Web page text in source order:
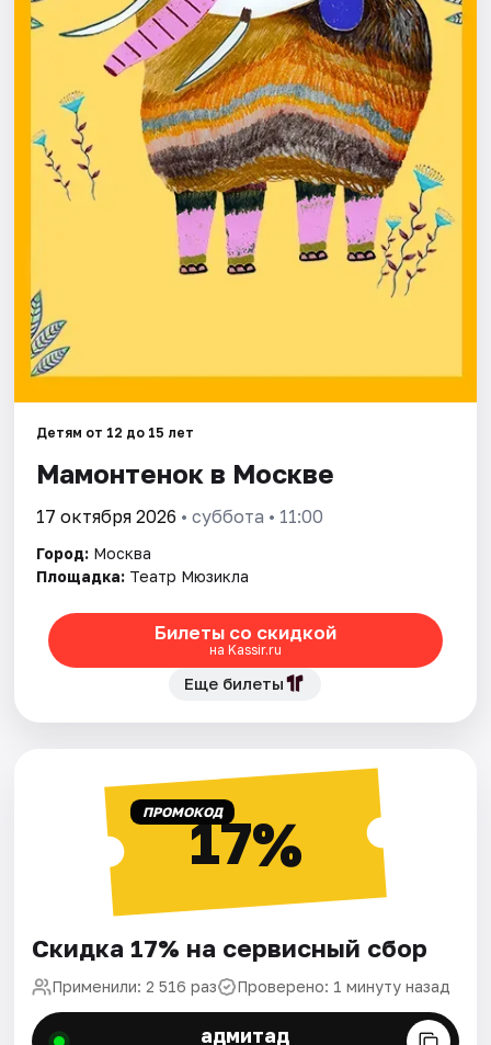
Площадки
Артисты
Рейтинги
Детям от 12 до 15 лет
Мамонтенок в Москве
17 октября 2026 • суббота • 11:00
Город: Москва
Площадка: Театр Мюзикла
Билеты со скидкой
на Kassir.ru
Еще билеты
ПРОМОКОД17%
Скидка 17% на сервисный сбор
Применили: 2 516 раз Проверено: 1 минуту назад
адмитад